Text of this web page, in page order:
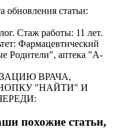
обновления статьи:
Стаж работы: 11 лет.
Фармацевтический
Родители", аптека "А-
ВРАЧА,
"НАЙТИ" И
похожие статьи,